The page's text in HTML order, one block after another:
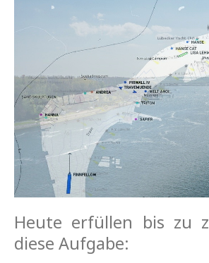
Heute erfüllen bis zu
diese Aufgabe: